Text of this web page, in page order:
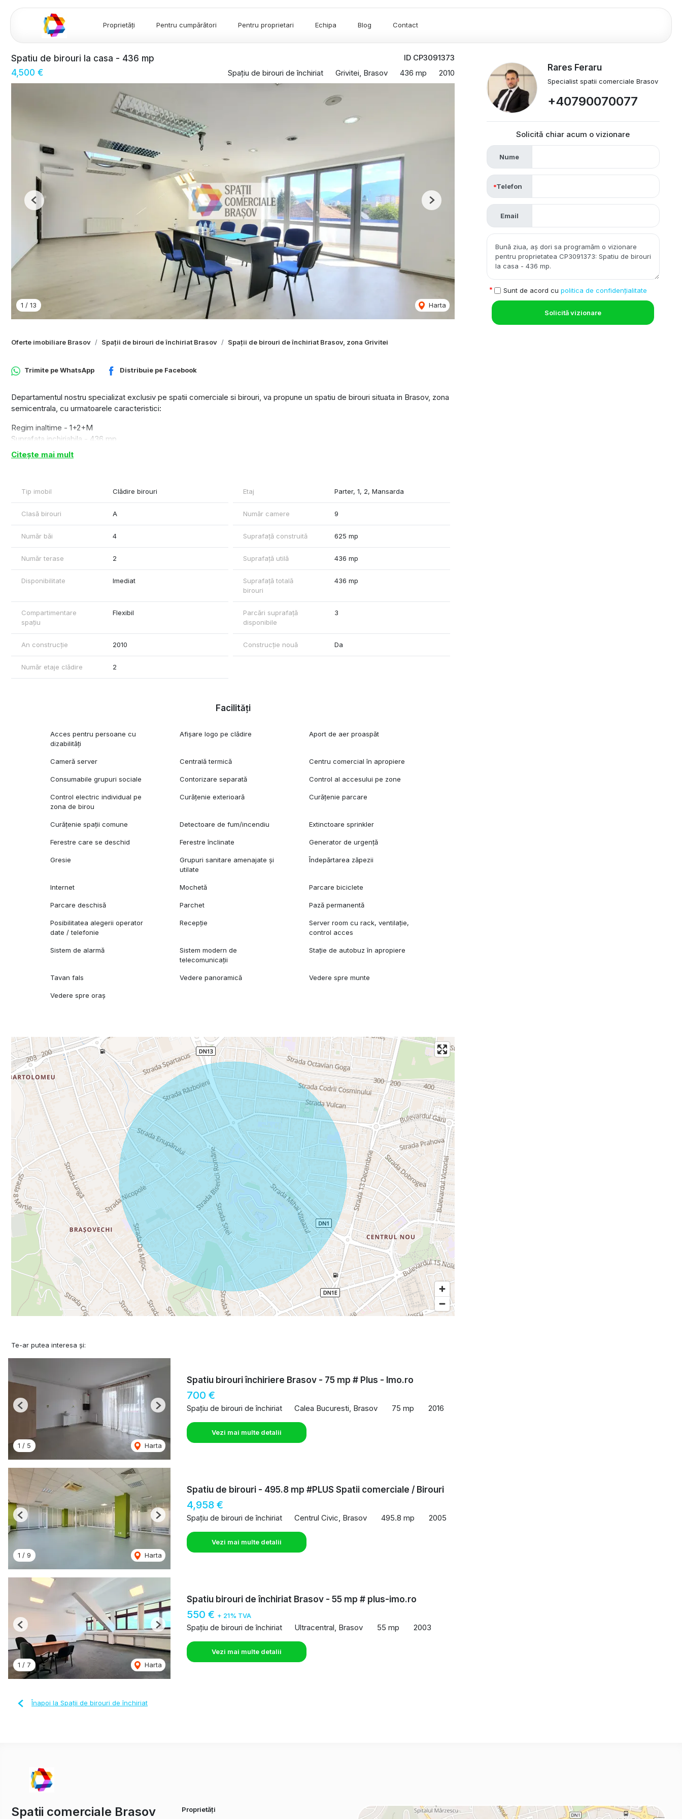
Proprietăți Pentru cumpărători Pentru proprietari Echipa Blog Contact
ID CP3091373
Spatiu de birouri la casa - 436 mp
4,500 €
Spațiu de birouri de închiriat Grivitei, Brasov 436 mp 2010
1 / 13 Harta
Previous Next
Oferte imobiliare Brasov Spații de birouri de închiriat Brasov Spații de birouri de închiriat Brasov, zona Grivitei
Trimite peWhatsApp Distribuie pe Facebook
Departamentul nostru specializat exclusiv pe spatii comerciale si birouri, va propune un spatiu de birouri situata in Brasov, zona
semicentrala, cu urmatoarele caracteristici:
Regim inaltime - 1+2+M
Suprafata inchiriabila - 436 mp
Inaltime spatiu - 2,8 m
Compartimentare - 12 birouri, grupuri sanitare, hol, chicineta, camera server, depozitare, sal de sedinte
La preț nu se adaugă TVA.
Cu respect,
Rares Feraru – Commercial Real Estate Specialist
Plus
Tel: +40790070077
Citește mai mult
Tip imobil Clădire birouri Etaj Parter, 1, 2, Mansarda
Clasă birouri A Număr camere 9
Număr băi 4 Suprafață construită 625 mp
Număr terase 2 Suprafață utilă 436 mp
Disponibilitate Imediat
Suprafață totală
birouri
436 mp
Compartimentare
spațiu
Flexibil
Parcări suprafață
disponibile
3
An construcție 2010 Construcție nouă Da
Număr etaje clădire 2
Facilități
Acces pentru persoane cu
dizabilități
Afișare logo pe clădire Aport de aer proaspăt
Cameră server Centrală termică Centru comercial în apropiere
Consumabile grupuri sociale Contorizare separată Control al accesului pe zone
Control electric individual pe
zona de birou
Curățenie exterioară Curățenie parcare
Curățenie spații comune Detectoare de fum/incendiu Extinctoare sprinkler
Ferestre care se deschid Ferestre înclinate Generator de urgență
Gresie
Grupuri sanitare amenajate și
utilate
Îndepărtarea zăpezii
Internet Mochetă Parcare biciclete
Parcare deschisă Parchet Pază permanentă
Posibilitatea alegerii operator
date / telefonie
Recepție
Server room cu rack, ventilație,
control acces
Sistem de alarmă
Sistem modern de
telecomunicații
Stație de autobuz în apropiere
Tavan fals Vedere panoramică Vedere spre munte
Vedere spre oraș
Rares Feraru
Specialist spatii comerciale Brasov
+40790070077
Solicită chiar acum o vizionare
Nume
Telefon
Email
Sunt de acord cu politica de confidențialitate
Solicită vizionare
Te-ar putea interesa și:
1 / 5 Harta
Previous Next
Spatiu birouri închiriere Brasov - 75 mp # Plus - Imo.ro
700 €
Spațiu de birouri de închiriat Calea Bucuresti, Brasov 75 mp 2016
Vezi mai multe detalii
1 / 9 Harta
Previous Next
Spatiu de birouri - 495.8 mp #PLUS Spatii comerciale / Birouri
4,958 €
Spațiu de birouri de închiriat Centrul Civic, Brasov 495.8 mp 2005
Vezi mai multe detalii
1 / 7 Harta
Previous Next
Spatiu birouri de închiriat Brasov - 55 mp # plus-imo.ro
550 € + 21% TVA
Spațiu de birouri de închiriat Ultracentral, Brasov 55 mp 2003
Vezi mai multe detalii
Înapoi la Spații de birouri de închiriat
Spatii comerciale Brasov Proprietăți